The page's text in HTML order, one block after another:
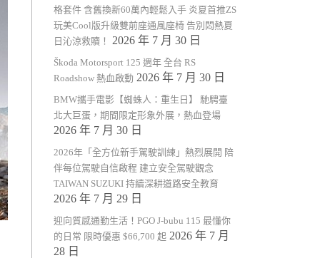
格套件 含舊換新60萬內輕鬆入手 炎夏首推ZS
玩美Cool版升級雙前座通風座椅 告別悶熱夏
日沁涼救贖！
2026 年 7 月 30 日
Škoda Motorsport 125 週年 全台 RS
Roadshow 熱血啟動 2026 年 7 月 30 日
BMW攜手電影【蜘蛛人：重生日】 馳騁臺
北大巨蛋，期間限定形象外展，熱血登場
2026 年 7 月 30 日
2026年「全方位新手駕駛訓練」熱烈展開 陪
伴每位駕駛自信啟程 建立安全駕駛觀念
TAIWAN SUZUKI 持續深耕道路安全教育
2026 年 7 月 29 日
迎向質感通勤生活！PGO J-bubu 115 最懂你
的日常 限時優惠 $66,700 起 2026 年 7 月
28 日